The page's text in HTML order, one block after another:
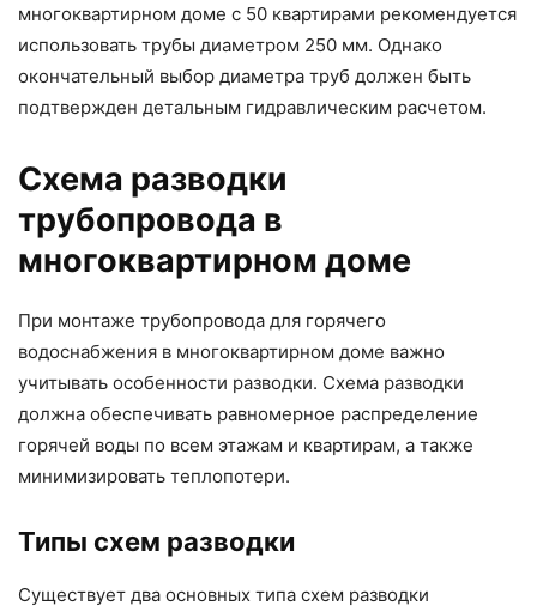
многоквартирном доме с 50 квартирами рекомендуется
использовать трубы диаметром 250 мм. Однако
окончательный выбор диаметра труб должен быть
подтвержден детальным гидравлическим расчетом.
Схема разводки
трубопровода в
многоквартирном доме
При монтаже трубопровода для горячего
водоснабжения в многоквартирном доме важно
учитывать особенности разводки. Схема разводки
должна обеспечивать равномерное распределение
горячей воды по всем этажам и квартирам, а также
минимизировать теплопотери.
Типы схем разводки
Существует два основных типа схем разводки